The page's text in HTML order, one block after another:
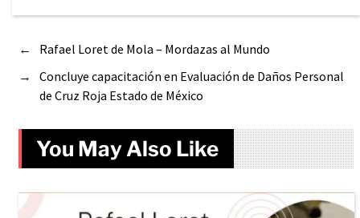
←
Rafael Loret de Mola – Mordazas al Mundo
→
Concluye capacitación en Evaluación de Daños Personal
de Cruz Roja Estado de México
You May Also Like